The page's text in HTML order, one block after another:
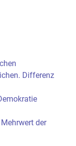
Differenz
der